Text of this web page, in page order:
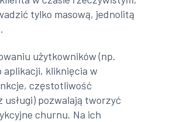
tylko masową, jednolitą
użytkowników (np.
aplikacji, kliknięcia w
częstotliwość
usługi) pozwalają tworzyć
churnu. Na ich